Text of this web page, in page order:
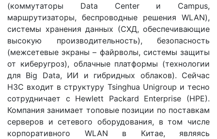
(коммутаторы Data Center и Campus,
маршрутизаторы, беспроводные решения WLAN),
системы хранения данных (СХД, обеспечивающие
высокую производительность), безопасность
(межсетевые экраны – файрволы, системы защиты
от киберугроз), облачные платформы (технологии
для Big Data, ИИ и гибридных облаков). Сейчас
H3C входит в структуру Tsinghua Unigroup и тесно
сотрудничает с Hewlett Packard Enterprise (HPE).
Компания занимает топовые позиции по поставкам
серверов и сетевого оборудования, в том числе
корпоративного WLAN в Китае, являясь